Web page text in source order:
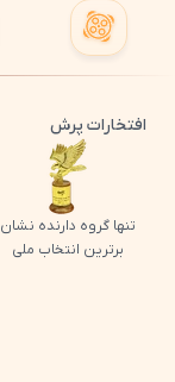
افتخارات پرش
تنها گروه دارنده نشان
برترین انتخاب ملی